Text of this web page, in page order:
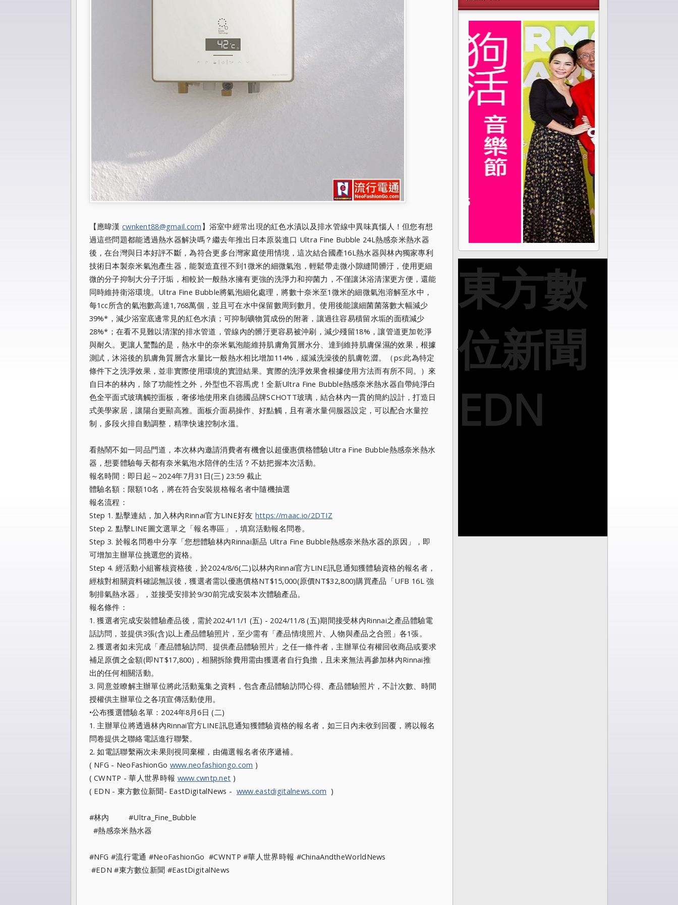
【應暐漢 cwnkent88@gmail.com 】 浴室中經常出現的紅色水漬以及排水管線中異味真惱人！但您有想
過這些問題都能透過熱水器解決嗎？繼去年推出日本原裝進口 Ultra Fine Bubble 24L熱感奈米熱水器
後，在台灣與日本好評不斷，為符合更多台灣家庭使用情境，這次結合國產16L熱水器與林內獨家專利
技術日本製奈米氣泡產生器，能製造直徑不到1微米的細微氣泡，輕鬆帶走微小隙縫間髒汙， 使用更細
微的分子抑制大分子汙垢，相較於一般熱水擁有更強的洗淨力和抑菌力， 不僅讓沐浴清潔更方便，還能
同時維持衛浴環境。Ultra Fine Bubble將氣泡細化處理，將數十奈米至1微米的細微氣泡溶解至水中，
每1cc所含的氣泡數高達1,768萬個， 並且可在水中保留數周到數月。使用後能讓細菌菌落數大幅減少
39%*， 減少浴室底邊常見的紅色水漬；可抑制礦物質成份的附著， 讓過往容易積留水垢的面積減少
28%*； 在看不見難以清潔的排水管道，管線內的髒汙更容易被沖刷， 減少殘留18%，讓管道更加乾淨
與耐久。更讓人驚豔的是，熱水中的奈米氣泡能維持肌膚角質層水分、 達到維持肌膚保濕的效果，根據
測試，沐浴後的肌膚角質層含水量比一般熱水相比增加114%，緩減洗澡後的肌膚乾澀。（ps:此為特定
條件下之洗淨效果， 並非實際使用環境的實證結果。實際的洗淨效果會根據使用方法而有所不同。）來
自日本的林內， 除了功能性之外，外型也不容馬虎！全新Ultra Fine Bubble熱感奈米熱水器自帶純淨白
色全平面式玻璃觸控面板，奢侈地使用來自德國品牌SCHOTT玻璃， 結合林內一貫的簡約設計，打造日
式美學家居，讓陽台更顯高雅。 面板介面易操作、好點觸，且有著水量伺服器設定，可以配合水量控
制，多段火排自動調整，精準快速控制水溫。
看熱鬧不如一同品門道， 本次林內邀請消費者有機會以超優惠價格體驗Ultra Fine Bubble熱感奈米熱水
器，想要體驗每天都有奈米氣泡水陪伴的生活？不妨把握本次活動。
報名時間：即日起～2024年7月31日(三) 23:59 截止
體驗名額：限額10名，將在符合安裝規格報名者中隨機抽選
報名流程：
Step 1. 點擊連結，加入林內Rinnai官方LINE好友 https://maac.io/2DTIZ
Step 2. 點擊LINE圖文選單之「報名專區」，填寫活動報名問卷。
Step 3. 於報名問卷中分享「您想體驗林內Rinnai新品 Ultra Fine Bubble熱感奈米熱水器的原因」， 即
可增加主辦單位挑選您的資格。
Step 4. 經活動小組審核資格後，於2024/8/6(二)以林內Rinnai官方LINE訊息通知獲體驗資格的報名者，
經核對相關資料確認無誤後，獲選者需以優惠價格NT$15,000(原價NT$32,800)購買產品「UFB 16L 強
制排氣熱水器」，並接受安排於9/30前完成安裝本次體驗產品。
報名條件：
1. 獲選者完成安裝體驗產品後，需於2024/11/1 (五) - 2024/11/8 (五)期間接受林內Rinnai之產品體驗電
話訪問， 並提供3張(含)以上產品體驗照片，至少需有「產品情境照片、 人物與產品之合照」各1張。
2. 獲選者如未完成「產品體驗訪問、提供產品體驗照片」 之任一條件者，主辦單位有權回收商品或要求
補足原價之金額(即NT$17,800)，相關拆除費用需由獲選者自行負擔， 且未來無法再參加林內Rinnai推
出的任何相關活動。
3. 同意並瞭解主辦單位將此活動蒐集之資料，包含產品體驗訪問心得、 產品體驗照片，不計次數、 時間
授權供主辦單位之各項宣傳活動使用。
•公布獲選體驗名單：2024年8月6日 (二)
1. 主辦單位將透過林內Rinnai官方LINE訊息通知獲體驗資格的報名者，如三日內未收到回覆， 將以報名
問卷提供之聯絡電話進行聯繫。
2. 如電話聯繫兩次未果則視同棄權，由備選報名者依序遞補。
( NFG - NeoFashionGo www.neofashiongo.com )
( CWNTP - 華人世界時報 www.cwntp.net )
( EDN - 東方數位新聞- EastDigitalNews - www.eastdigitalnews.com )
#林內 #Ultra_Fine_Bubble
#熱感奈米熱水器
#NFG #流行電通 #NeoFashionGo #CWNTP #華人世界時報 #ChinaAndtheWorldNews
#EDN #東方數位新聞 #EastDigitalNews
東方數
位新聞
EDN